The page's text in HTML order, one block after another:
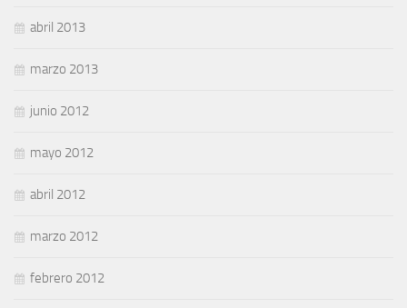
abril 2013
marzo 2013
junio 2012
mayo 2012
abril 2012
marzo 2012
febrero 2012